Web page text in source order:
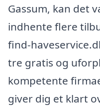
Gassum, kan det
indhente flere
find-
tre gratis og
kompetente
giver dig et klart